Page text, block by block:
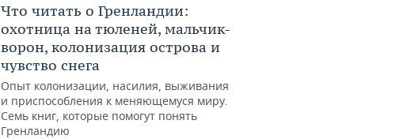
Что читать о Гренландии:
охотница на тюленей, мальчик-
ворон, колонизация острова и
чувство снега
Опыт колонизации, насилия, выживания
и приспособления к меняющемуся миру.
Семь книг, которые помогут понять
Гренландию